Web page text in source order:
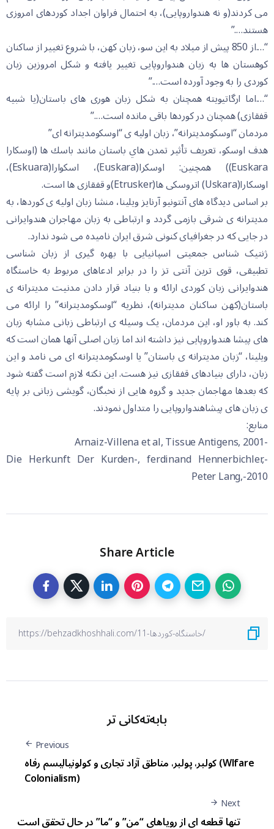
می کردند(و نه هندواروپایی)، به احتمال فراوان اجداد کوردهای امروزی
هستند….”
“….از 850 پیش از میلاد به این سو، زبان کهن، با شروع تغییر از ساکنان
کوهستان ها به زبان هندواروپایی تغییر یافته و شکل امروزین زبان
کوردی را به وجود آورده است….”
“….اما ارگاتیویته همچنان به شکل زبان هوری های باستان(یا شبیه
قفقازی) همچنان در کوردها باقی مانده است….”
مردمان “اوسکومدیترانه”، زبان اولیه ی “اوسکومدیترانه ای”
هدف اوسكو، تعريف تأثير تمدن هاي باستان مانند باسك ها (اوسکارا
Euskara)) همچنین: اوسکرا(Euskara)، اسکوارا(Eskuara)،
اوسکارا(Uskara) اتروسكی ها(Etrusker)و قفقازی ها است.
بر اساس دیدگاه های آنتونیو آرنایز ویلینا، منشا زبان اولیه ی کوردها، به
مدیترانه ی شرقی بازمی گردد و ارتباطی به زبان مهاجران هندوایرانی
در جایی که در جغرافیای کنونی شرق ایران نامیده می شود ندارد.
ژنتیک شناس جمعیتی اسپانیایی با بهره گیری از زبان شناسی
تطبیقی، قوی ترین آنتی تز را در برابر ادعاهای مربوط به خاستگاه
هندوایرانی زبان کوردی ارائه و با بنیاد قرار دادن مدنیت مدیترانه ی
باستان(کهن ساکنان مدیترانه)، نظریه “اوسکومدیترانه” را ارائه می
کند. به باور او، این مردمان، یک وسیله ی ارتباطی زبانی مشابه زبان
های پیشا هندواروپایی نیز داشته اند اما زبان اصلی آنها همان است که
ویلینا، “زبان مدیترانه ی باستان” یا اوسکومدیترانه ای می نامد و این
زبان، دارای بنیادهای قفقازی نیز هست. این نکته لازم است گفته شود
که بعدها مهاجمان جدید و گروه هایی از نخبگان، گویشی زبانی بر پایه
ی زبان های پیشاهندواروپایی را متداول نمودند.
منابع:
-Arnaiz-Villena et al, Tissue Antigens, 2001
-Die Herkunft Der Kurden-, ferdinand Hennerbichler,
Peter Lang,-2010
Share Article
بابەتەکانی تر
Previous
کولبر، پولبر، مناطق آزاد تجاری و کولونیالیسم رفاه (Wlfare
Colonialism)
Next
تنها قطعه ای از رویاهای “من” و “ما” در حال تحقق است